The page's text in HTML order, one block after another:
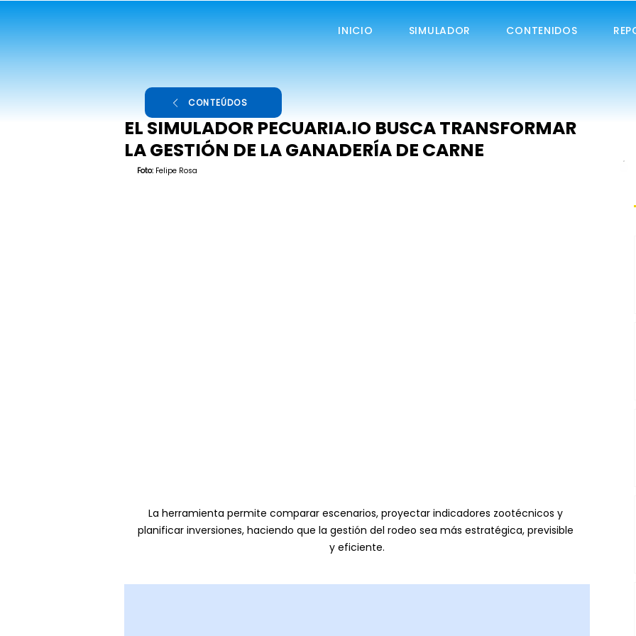
INICIO SIMULADOR CONTENIDOS
EL SIMULADOR PECUARIA.IO BUSCA TRANSFORMAR
LA GESTIÓN DE LA GANADERÍA DE CARNE
Foto: Felipe Rosa
La herramienta permite comparar escenarios, proyectar indicadores zootécnicos y
planificar inversiones, haciendo que la gestión del rodeo sea más estratégica, previsible
y eficiente.
CONTEÚDOS